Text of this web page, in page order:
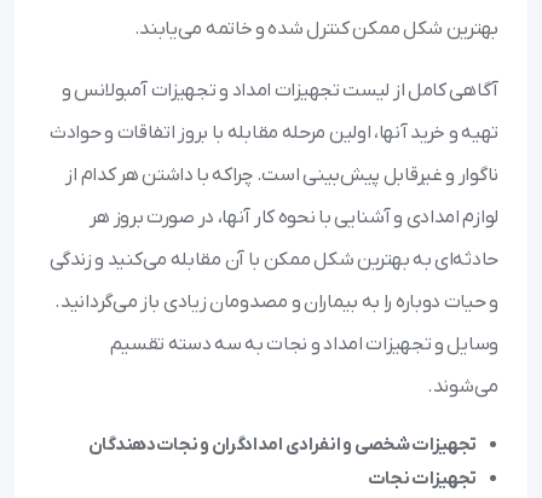
بهترین شکل ممکن کنترل شده و خاتمه می‌یابند.
آگاهی کامل از لیست تجهیزات امداد و تجهیزات آمبولانس و
تهیه و خرید آنها، اولین مرحله مقابله با بروز اتفاقات و حوادث
ناگوار و غیرقابل پیش‌بینی است. چراکه با داشتن هر کدام از
لوازم امدادی و آشنایی با نحوه کار آنها، در صورت بروز هر
حادثه‌ای به بهترین شکل ممکن با آن مقابله می‌کنید و زندگی
و حیات دوباره را به بیماران و مصدومان زیادی باز می‌گردانید.
وسایل و تجهیزات امداد و نجات به سه دسته تقسیم
می‌شوند.
تجهیزات شخصی و انفرادی امدادگران و نجات‌دهندگان
تجهیزات نجات